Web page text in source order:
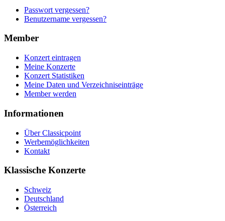
Passwort vergessen?
Benutzername vergessen?
Member
Konzert eintragen
Meine Konzerte
Konzert Statistiken
Meine Daten und Verzeichniseinträge
Member werden
Informationen
Über Classicpoint
Werbemöglichkeiten
Kontakt
Klassische Konzerte
Schweiz
Deutschland
Österreich